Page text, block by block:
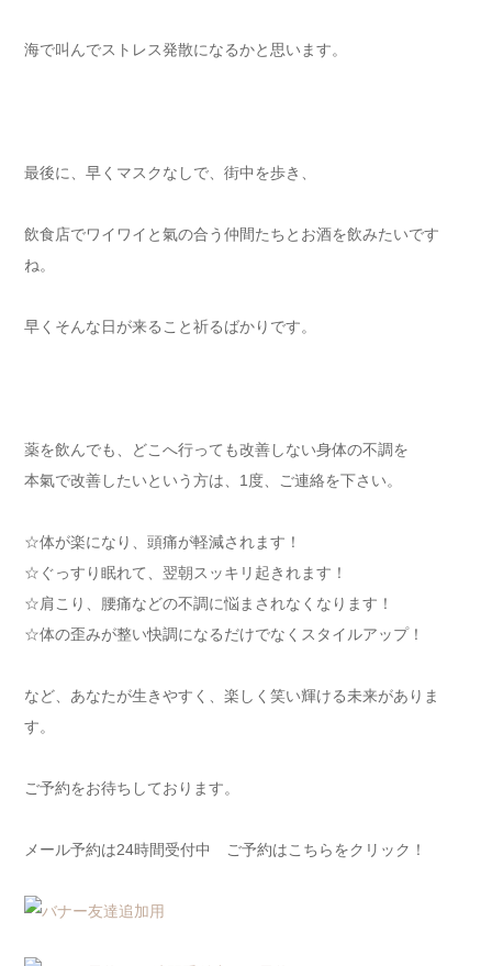
海で叫んでストレス発散になるかと思います。
最後に、早くマスクなしで、街中を歩き、
飲食店でワイワイと氣の合う仲間たちとお酒を飲みたいです
ね。
早くそんな日が来ること祈るばかりです。
薬を飲んでも、どこへ行っても改善しない身体の不調を
本氣で改善したいという方は、1度、ご連絡を下さい。
☆体が楽になり、頭痛が軽減されます！
☆ぐっすり眠れて、翌朝スッキリ起きれます！
☆肩こり、腰痛などの不調に悩まされなくなります！
☆体の歪みが整い快調になるだけでなくスタイルアップ！
など、あなたが生きやすく、楽しく笑い輝ける未来がありま
す。
ご予約をお待ちしております。
メール予約は24時間受付中 ご予約はこちらをクリック！